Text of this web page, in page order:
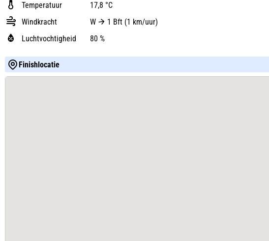
Temperatuur
17,8 °C
Windkracht
W
1 Bft (1 km/uur)
Luchtvochtigheid
80 %
Finishlocatie